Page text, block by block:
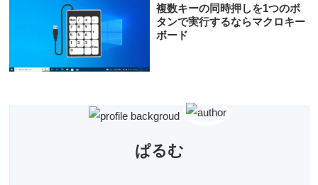
複数キーの同時押しを1つのボ
タンで実行するならマクロキー
ボード
ぱるむ